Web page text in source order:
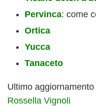
Pervinca: come
Ortica
Yucca
Tanaceto
Ultimo
Rossella Vignoli